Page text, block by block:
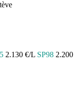
2.130 €/L SP98 2.200